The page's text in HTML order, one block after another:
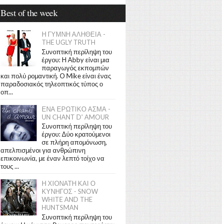
Best of the week
Η ΓΥΜΝΗ ΑΛΗΘΕΙΑ -
THE UGLY TRUTH
Συνοπτική περίληψη του
έργου: Η Abby είναι μια
παραγωγός εκπομπών
και πολύ ρομαντική. Ο Mike είναι ένας
παραδοσιακός τηλεοπτικός τύπος ο
οπ...
ΕΝΑ ΕΡΩΤΙΚΟ ΑΣΜΑ -
UN CHANT D' AMOUR
Συνοπτική περίληψη του
έργου: Δύο κρατούμενοι
σε πλήρη απομόνωση,
απελπισμένοι για ανθρώπινη
επικοινωνία, με έναν λεπτό τοίχο να
τους ...
Η ΧΙΟΝΑΤΗ ΚΑΙ Ο
ΚΥΝΗΓΟΣ - SNOW
WHITE AND THE
HUNTSMAN
Συνοπτική περίληψη του